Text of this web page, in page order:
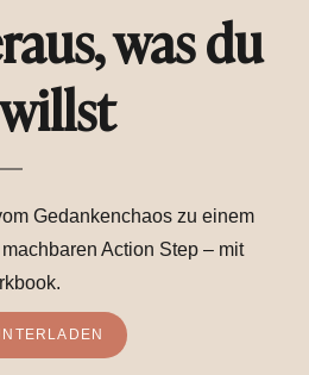
was du
Gedankenchaos zu einem
Action Step – mit